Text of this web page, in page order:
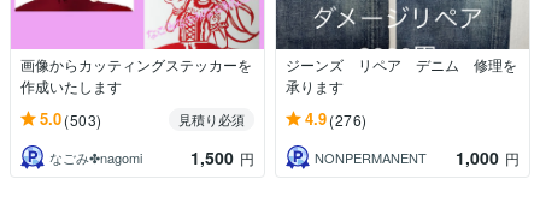
画像からカッティングステッカーを
作成いたします
5.0(503)
見積り必須
なごみ✤nagomi
1,500 円
ジーンズ リペア デニム 修理を
承ります
4.9(276)
NONPERMANENT 1,000 円